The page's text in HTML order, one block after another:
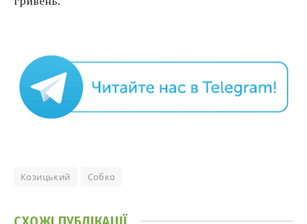
Козицький Собко